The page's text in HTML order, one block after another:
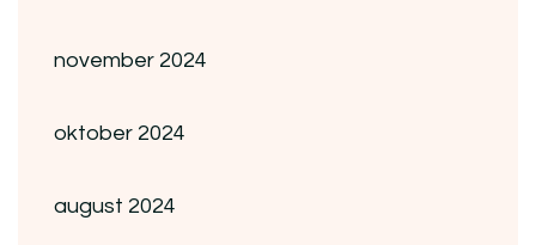
november 2024
oktober 2024
august 2024